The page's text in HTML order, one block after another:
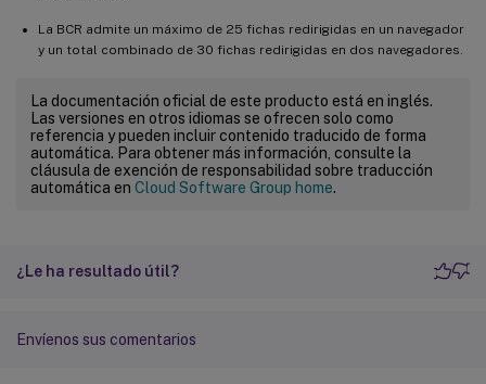
La BCR admite un máximo de 25 fichas redirigidas en un navegador
y un total combinado de 30 fichas redirigidas en dos navegadores.
La documentación oficial de este producto está en inglés.
Las versiones en otros idiomas se ofrecen solo como
referencia y pueden incluir contenido traducido de forma
automática. Para obtener más información, consulte la
cláusula de exención de responsabilidad sobre traducción
automática en Cloud Software Group home.
¿Le ha resultado útil?
Envíenos sus comentarios